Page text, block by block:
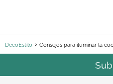
DecoEstilo Consejos para iluminar la